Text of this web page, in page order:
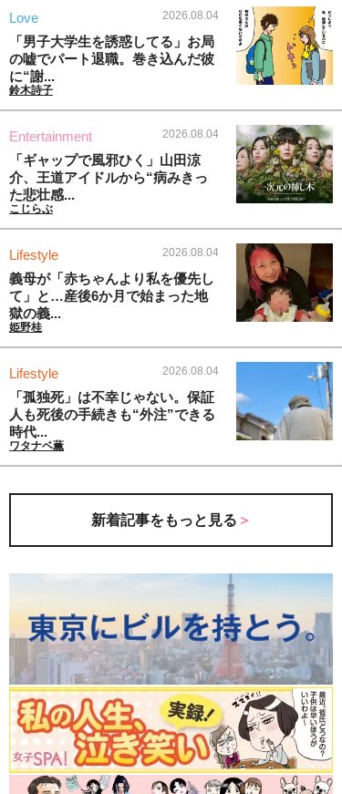
Love 2026.08.04
「男子大学生を誘惑してる」お局
の嘘でパート退職。巻き込んだ彼
に“謝...
鈴木詩子
Entertainment 2026.08.04
「ギャップで風邪ひく」山田涼
介、王道アイドルから“病みきっ
た悲壮感...
こじらぶ
Lifestyle 2026.08.04
義母が「赤ちゃんより私を優先し
て」と…産後6か月で始まった地
獄の義...
姫野桂
Lifestyle 2026.08.04
「孤独死」は不幸じゃない。保証
人も死後の手続きも“外注”できる
時代...
ワタナベ薫
新着記事をもっと見る